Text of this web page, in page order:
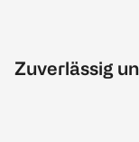
Zuverlässig